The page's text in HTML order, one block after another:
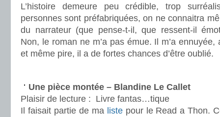
L’histoire demeure peu crédible, trop
personnes sont préfabriquées, on ne connaitra
du narrateur (que pense-t-il, que ressent-il
Non, le roman ne m’a pas émue. Il m’a
et même pire, il a de fortes chances d’être oublié.
Une pièce montée – Blandine Le Callet
Plaisir de lecture : Livre fantas…tique
Il faisait partie de ma listepour le Read a Thon.